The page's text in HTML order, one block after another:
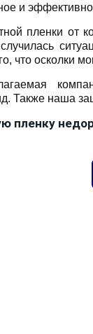
и
пленки от
что осколки
Также наша
пленку